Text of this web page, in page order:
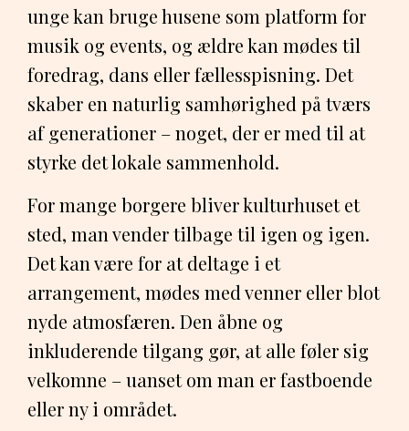
unge kan bruge husene som platform for
musik og events, og ældre kan mødes til
foredrag, dans eller fællesspisning. Det
skaber en naturlig samhørighed på tværs
af generationer – noget, der er med til at
styrke det lokale sammenhold.
For mange borgere bliver kulturhuset et
sted, man vender tilbage til igen og igen.
Det kan være for at deltage i et
arrangement, mødes med venner eller blot
nyde atmosfæren. Den åbne og
inkluderende tilgang gør, at alle føler sig
velkomne – uanset om man er fastboende
eller ny i området.